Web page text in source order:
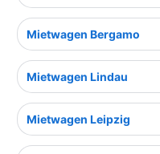
Mietwagen Bergamo
Mietwagen Lindau
Mietwagen Leipzig